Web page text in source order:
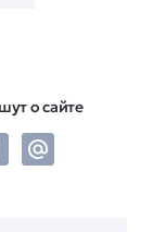
о сайте